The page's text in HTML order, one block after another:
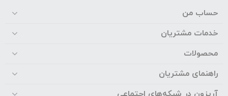
حساب من
خدمات مشتریان
محصولات
راهنمای مشتریان
آریزون در شبکه‌های اجتماعی